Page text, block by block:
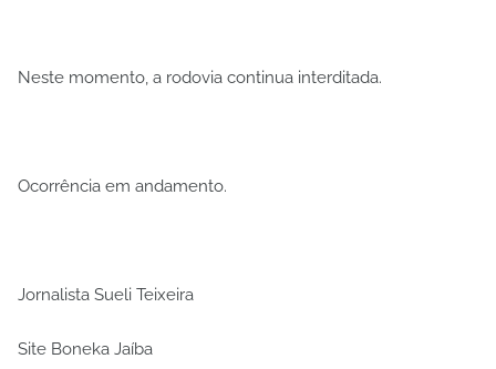
Neste momento, a rodovia continua interditada.
Ocorrência em andamento.
Jornalista Sueli Teixeira
Site Boneka Jaíba